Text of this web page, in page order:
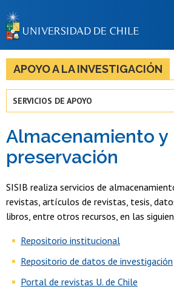
BIBLIOTECAS
LA UNIVERSIDAD
Estudiantes
Académicas/os
Funcionarias/os
Egresadas/os
APOYO A LA INVESTIGACIÓN
SERVICIOS DE APOYO
Almacenamiento y
preservación
SISIB realiza servicios de
revistas, artículos de revistas, tesis,
libros, entre otros recursos, en las
Repositorio institucional
Repositorio de datos de investigación
Portal de revistas U. de Chile